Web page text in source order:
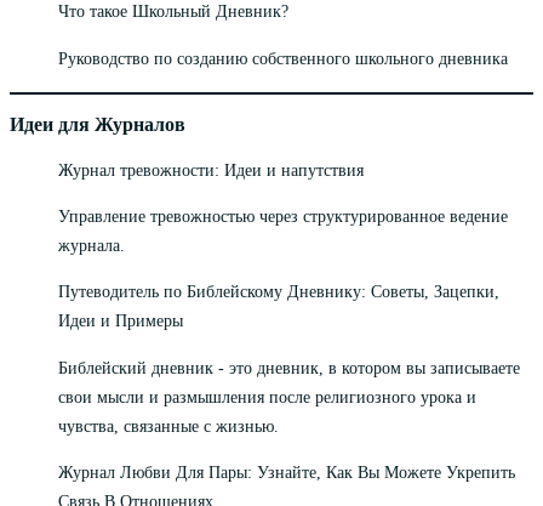
Что такое Школьный Дневник?
Руководство по созданию собственного школьного дневника
Идеи для Журналов
Журнал тревожности: Идеи и напутствия
Управление тревожностью через структурированное ведение
журнала.
Путеводитель по Библейскому Дневнику: Советы, Зацепки,
Идеи и Примеры
Библейский дневник - это дневник, в котором вы записываете
свои мысли и размышления после религиозного урока и
чувства, связанные с жизнью.
Журнал Любви Для Пары: Узнайте, Как Вы Можете Укрепить
Связь В Отношениях